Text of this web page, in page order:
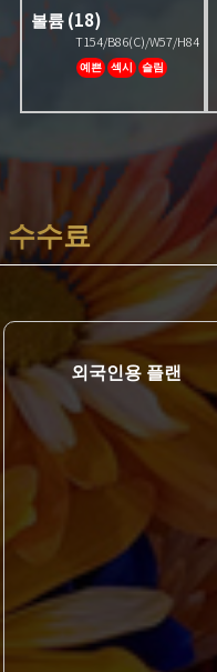
볼륨(18)
T154/B86(C)/W57/H84
예쁜 섹시 슬림
수수료
외국인용 플랜